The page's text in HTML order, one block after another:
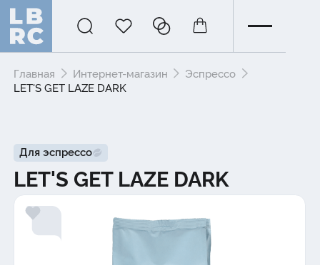
Главная Интернет-магазин
Эспрессо
LET'S GET LAZE DARK
Для эспрессо
LET'S GET LAZE DARK